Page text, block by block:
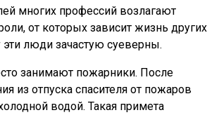
многих профессий возлагают
от которых зависит жизнь других
люди зачастую суеверны.
занимают пожарники. После
из отпуска спасителя от пожаров
водой. Такая примета